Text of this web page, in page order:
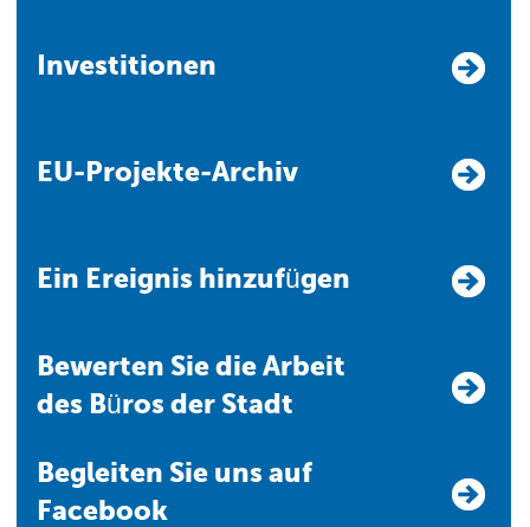
Investitionen
EU-Projekte-Archiv
Ein Ereignis hinzufügen
Bewerten Sie die Arbeit
des Büros der Stadt
Begleiten Sie uns auf
Facebook